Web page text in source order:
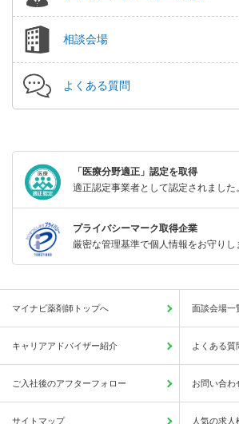
相談会場
よくある質問
「医療分野適正」認定を取得
適正認定事業者として認定されました。
プライバシーマーク取得企業
厳密な管理基準で個人情報をお守りし
マイナビ薬剤師トップへ 面談会場一
キャリアアドバイザー紹介 よくある質
ご入社後のアフターフォロー お問い合わ
サイトマップ 人気の求人